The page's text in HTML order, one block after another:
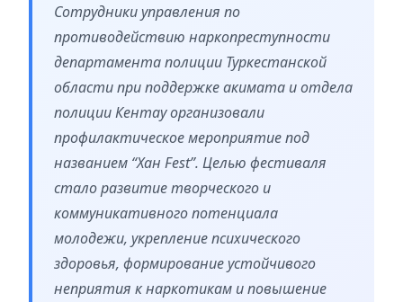
Сотрудники управления по
противодействию наркопреступности
департамента полиции Туркестанской
области при поддержке акимата и отдела
полиции Кентау организовали
профилактическое мероприятие под
названием “Хан Fest”. Целью фестиваля
стало развитие творческого и
коммуникативного потенциала
молодежи, укрепление психического
здоровья, формирование устойчивого
неприятия к наркотикам и повышение